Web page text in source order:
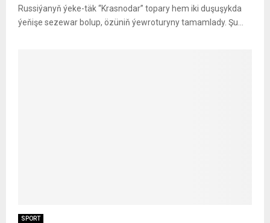
Russiýanyň ýeke-täk “Krasnodar” topary hem iki duşuşykda
ýeňişe sezewar bolup, özüniň ýewroturyny tamamlady. Şu...
SPORT